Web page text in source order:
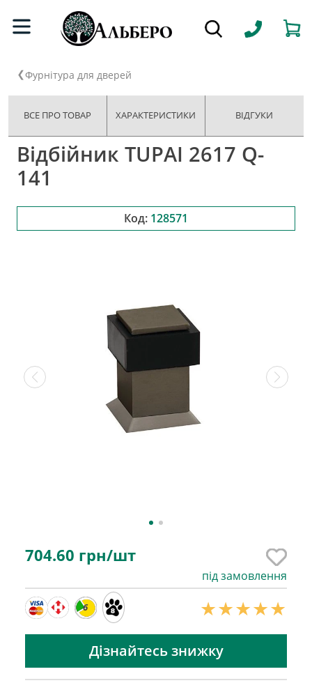
Фурнітура для дверей
ВСЕ ПРО ТОВАР ХАРАКТЕРИСТИКИ ВІДГУКИ
Відбійник TUPAI 2617 Q-
141
Код: 128571
704.60 грн/шт
під замовлення
6
Дізнайтесь знижку